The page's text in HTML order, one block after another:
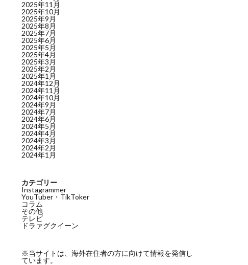
2025年11月
2025年10月
2025年9月
2025年8月
2025年7月
2025年6月
2025年5月
2025年4月
2025年3月
2025年2月
2025年1月
2024年12月
2024年11月
2024年10月
2024年9月
2024年7月
2024年6月
2024年5月
2024年4月
2024年3月
2024年2月
2024年1月
カテゴリー
Instagrammer
YouTuber・TikToker
コラム
その他
テレビ
ドラァグクイーン
※当サイトは、海外在住者の方に向けて情報を発信し
ています。